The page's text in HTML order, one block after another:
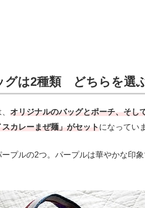
グは2種類 どちらを選
オリジナルのバッグとポーチ、そし
カレーまぜ麺」がセットになってい
プルの2つ。パープルは華やかな印